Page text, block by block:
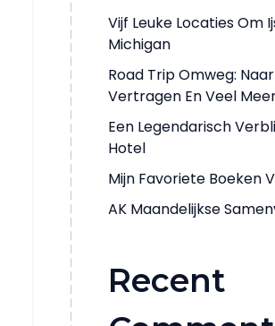
Vijf Leuke Locaties Om
Michigan
Road Trip Omweg:
Vertragen En Veel
Een Legendarisch
Hotel
Mijn Favoriete Boeken
AK Maandelijkse
Recent